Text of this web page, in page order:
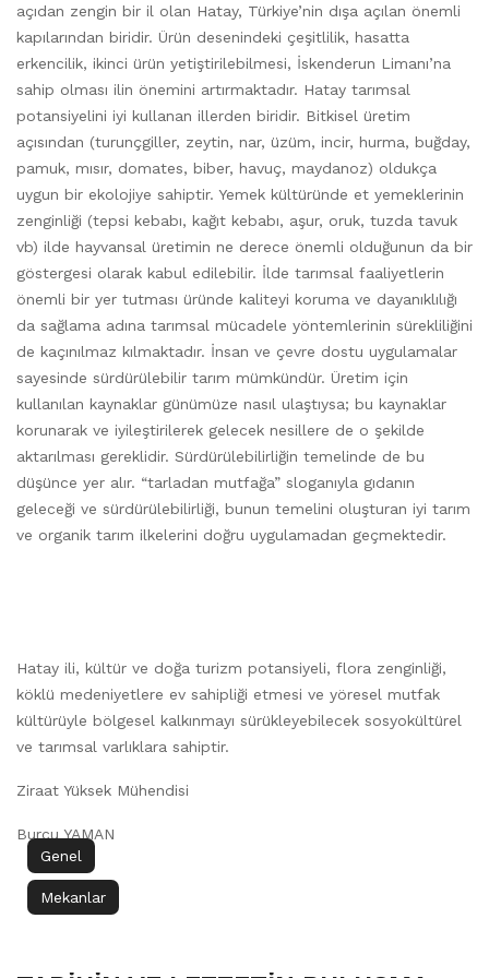
açıdan zengin bir il olan Hatay, Türkiye’nin dışa açılan önemli
kapılarından biridir. Ürün desenindeki çeşitlilik, hasatta
erkencilik, ikinci ürün yetiştirilebilmesi, İskenderun Limanı’na
sahip olması ilin önemini artırmaktadır. Hatay tarımsal
potansiyelini iyi kullanan illerden biridir. Bitkisel üretim
açısından (turunçgiller, zeytin, nar, üzüm, incir, hurma, buğday,
pamuk, mısır, domates, biber, havuç, maydanoz) oldukça
uygun bir ekolojiye sahiptir. Yemek kültüründe et yemeklerinin
zenginliği (tepsi kebabı, kağıt kebabı, aşur, oruk, tuzda tavuk
vb) ilde hayvansal üretimin ne derece önemli olduğunun da bir
göstergesi olarak kabul edilebilir. İlde tarımsal faaliyetlerin
önemli bir yer tutması üründe kaliteyi koruma ve dayanıklılığı
da sağlama adına tarımsal mücadele yöntemlerinin sürekliliğini
de kaçınılmaz kılmaktadır. İnsan ve çevre dostu uygulamalar
sayesinde sürdürülebilir tarım mümkündür. Üretim için
kullanılan kaynaklar günümüze nasıl ulaştıysa; bu kaynaklar
korunarak ve iyileştirilerek gelecek nesillere de o şekilde
aktarılması gereklidir. Sürdürülebilirliğin temelinde de bu
düşünce yer alır. “tarladan mutfağa” sloganıyla gıdanın
geleceği ve sürdürülebilirliği, bunun temelini oluşturan iyi tarım
ve organik tarım ilkelerini doğru uygulamadan geçmektedir.
Hatay ili, kültür ve doğa turizm potansiyeli, flora zenginliği,
köklü medeniyetlere ev sahipliği etmesi ve yöresel mutfak
kültürüyle bölgesel kalkınmayı sürükleyebilecek sosyokültürel
ve tarımsal varlıklara sahiptir.
Ziraat Yüksek Mühendisi
Burcu YAMAN
Genel
Mekanlar